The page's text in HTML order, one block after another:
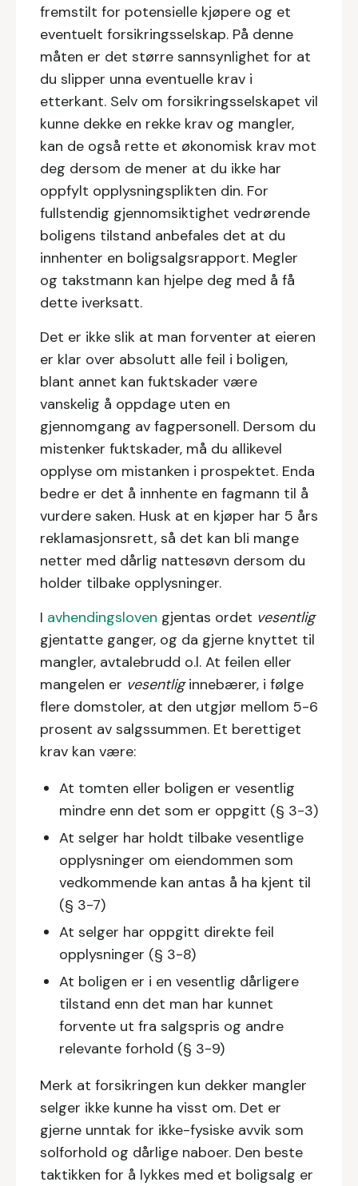
fremstilt for potensielle kjøpere og et
eventuelt forsikringsselskap. På denne
måten er det større sannsynlighet for at
du slipper unna eventuelle krav i
etterkant. Selv om forsikringsselskapet vil
kunne dekke en rekke krav og mangler,
kan de også rette et økonomisk krav mot
deg dersom de mener at du ikke har
oppfylt opplysningsplikten din. For
fullstendig gjennomsiktighet vedrørende
boligens tilstand anbefales det at du
innhenter en boligsalgsrapport. Megler
og takstmann kan hjelpe deg med å få
dette iverksatt.
Det er ikke slik at man forventer at eieren
er klar over absolutt alle feil i boligen,
blant annet kan fuktskader være
vanskelig å oppdage uten en
gjennomgang av fagpersonell. Dersom du
mistenker fuktskader, må du allikevel
opplyse om mistanken i prospektet. Enda
bedre er det å innhente en fagmann til å
vurdere saken. Husk at en kjøper har 5 års
reklamasjonsrett, så det kan bli mange
netter med dårlig nattesøvn dersom du
holder tilbake opplysninger.
I avhendingsloven gjentas ordet vesentlig
gjentatte ganger, og da gjerne knyttet til
mangler, avtalebrudd o.l. At feilen eller
mangelen er vesentliginnebærer, i følge
flere domstoler, at den utgjør mellom 5-6
prosent av salgssummen. Et berettiget
krav kan være:
At tomten eller boligen er vesentlig
mindre enn det som er oppgitt (§ 3-3)
At selger har holdt tilbake vesentlige
opplysninger om eiendommen som
vedkommende kan antas å ha kjent til
(§ 3-7)
At selger har oppgitt direkte feil
opplysninger (§ 3-8)
At boligen er i en vesentlig dårligere
tilstand enn det man har kunnet
forvente ut fra salgspris og andre
relevante forhold (§ 3-9)
Merk at forsikringen kun dekker mangler
selger ikke kunne ha visst om. Det er
gjerne unntak for ikke-fysiske avvik som
solforhold og dårlige naboer. Den beste
taktikken for å lykkes med et boligsalg er